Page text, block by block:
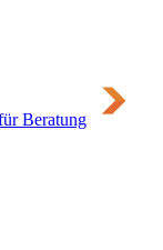
Beratung